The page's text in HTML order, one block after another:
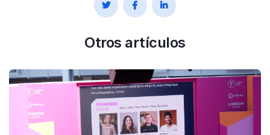
  
Otros artículos